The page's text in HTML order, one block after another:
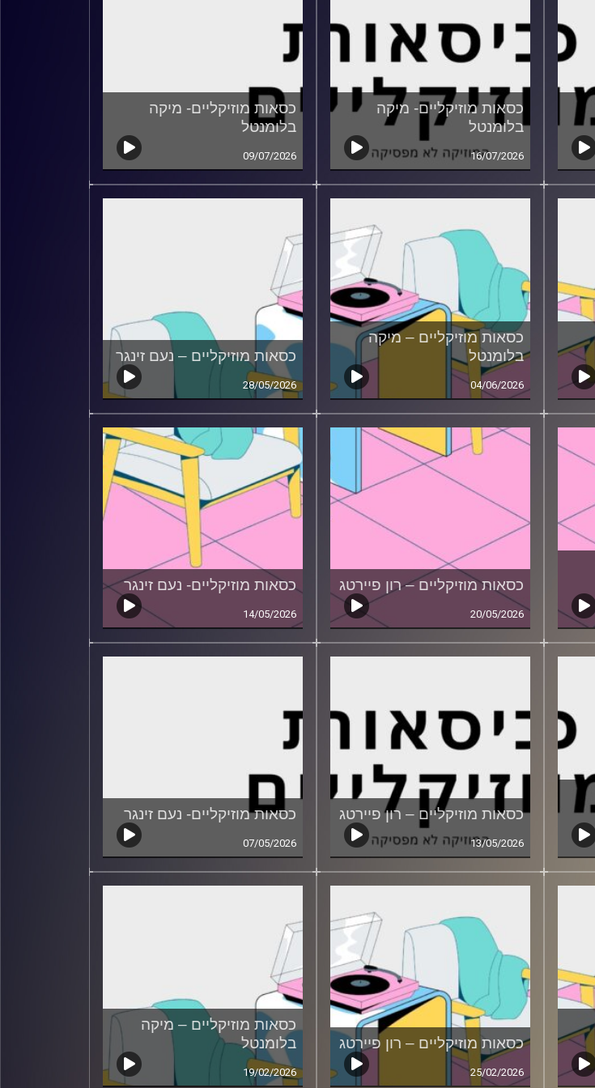
כסאות מוזיקליים- מיקה
בלומנטל
16/07/2026
כסאות מוזיקליים- מיקה
בלומנטל
09/07/2026
כסאות מוזיקליים – מיקה
בלומנטל
04/06/2026
כסאות מוזיקליים – נעם זינגר
28/05/2026
כסאות מוזיקליים – רון פיירטג
20/05/2026
כסאות מוזיקליים- נעם זינגר
14/05/2026
כסאות מוזיקליים – רון פיירטג
13/05/2026
כסאות מוזיקליים- נעם זינגר
07/05/2026
כסאות מוזיקליים – רון פיירטג
25/02/2026
כסאות מוזיקליים – מיקה
בלומנטל
19/02/2026